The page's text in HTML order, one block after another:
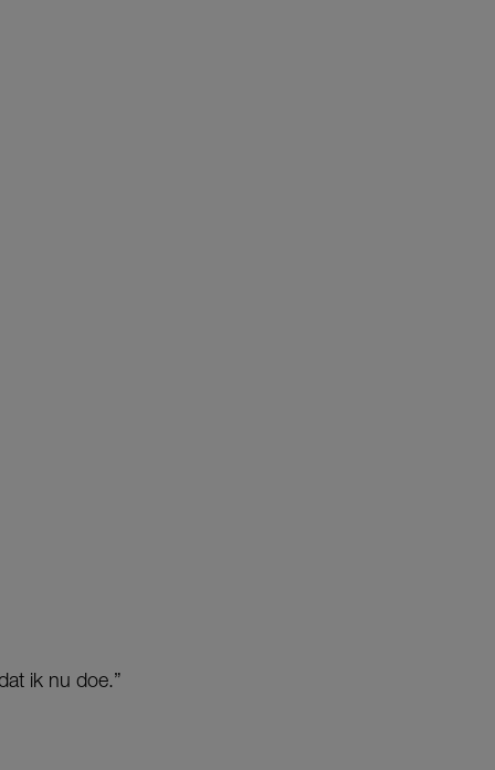
ik nu doe.”